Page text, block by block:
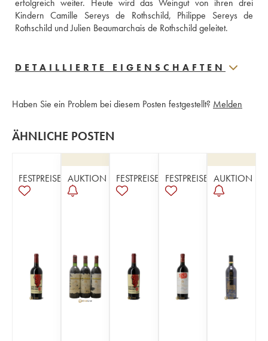
erfolgreich weiter. Heute wird das Weingut von ihren drei
Kindern Camille Sereys de Rothschild, Philippe Sereys de
Rothschild und Julien Beaumarchais de Rothschild geleitet.
DETAILLIERTE EIGENSCHAFTEN
Haben Sie ein Problem bei diesem Posten festgestellt? Melden
ÄHNLICHE POSTEN
FESTPREISE AUKTION FESTPREISE FESTPREISE AUKTION